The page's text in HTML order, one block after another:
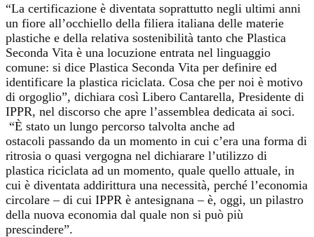
“La certificazione è diventata soprattutto negli ultimi anni
un fiore all’occhiello della filiera italiana delle materie
plastiche e della relativa sostenibilità tanto che Plastica
Seconda Vita è una locuzione entrata nel linguaggio
comune: si dice Plastica Seconda Vita per definire ed
identificare la plastica riciclata. Cosa che per noi è motivo
di orgoglio”, dichiara così Libero Cantarella, Presidente di
IPPR, nel discorso che apre l’assemblea dedicata ai soci.
“È stato un lungo percorso talvolta anche ad
ostacoli passando da un momento in cui c’era una forma di
ritrosia o quasi vergogna nel dichiarare l’utilizzo di
plastica riciclata ad un momento, quale quello attuale, in
cui è diventata addirittura una necessità, perché l’economia
circolare – di cui IPPR è antesignana – è, oggi, un pilastro
della nuova economia dal quale non si può più
prescindere”.